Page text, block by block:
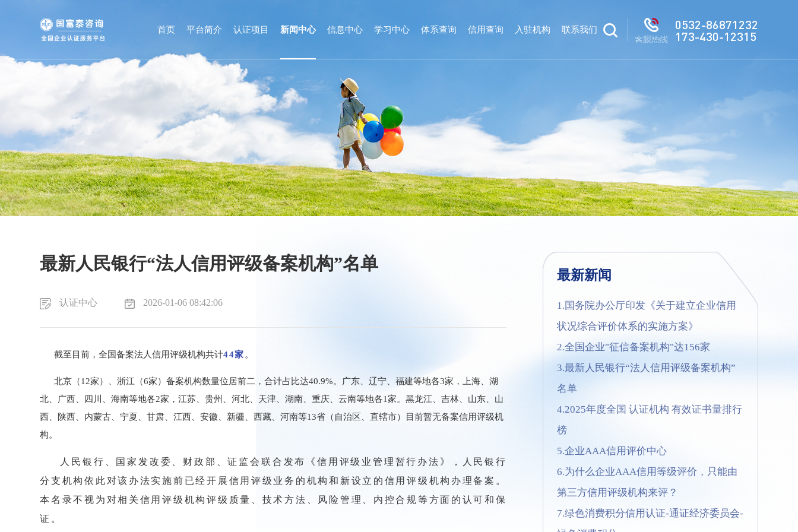
首页 平台简介 认证项目 新闻中心 信息中心 学习中心 体系查询 信用查询 入驻机构 联系我们
0532-86871232
173-430-12315
最新人民银行“法人信用评级备案机构”名单
认证中心 2026-01-06 08:42:06
截至目前，全国备案法人信用评级机构共计44家 。
北京（12家）、浙江（6家）备案机构数量位居前二，合计占比达40.9%。
广东、辽宁、福建等地各3家，上海、湖
北、广西、四川、海南等地各2家，江苏、贵州、河北、天津、湖南、重庆、云南等地各1家。黑龙江、吉林、山东、山
西、陕西、内蒙古、宁夏、甘肃、江西、安徽、新疆、西藏、河南等13省（自治区、直辖市）目前暂无备案信用评级机
构。
人民银行、国家发改委、财政部、证监会联合发布《信用评级业管理暂行办法》，人民银行
分支机构依此对该办法实施前已经开展信用评级业务的机构和新设立的信用评级机构办理备案。
本名录不视为对相关信用评级机构评级质量、技术方法、风险管理、内控合规等方面的认可和保
证。
最新新闻
1.国务院办公厅印发《关于建立企业信用
状况综合评价体系的实施方案》
2.全国企业"征信备案机构"达156家
3.最新人民银行“法人信用评级备案机构”
名单
4.2025年度全国 认证机构 有效证书量排行
榜
5.企业AAA信用评价中心
6.为什么企业AAA信用等级评价，只能由
第三方信用评级机构来评？
7.绿色消费积分信用认证-通证经济委员会-